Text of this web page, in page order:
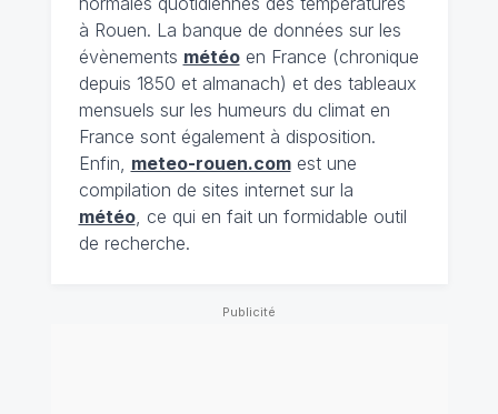
à Rouen. La banque de données sur les
évènements météoen France (chronique
depuis 1850 et almanach) et des tableaux
mensuels sur les humeurs du climat en
France sont également à disposition.
Enfin, meteo-rouen.comest une
compilation de sites internet sur la
météo, ce qui en fait un formidable outil
de recherche.